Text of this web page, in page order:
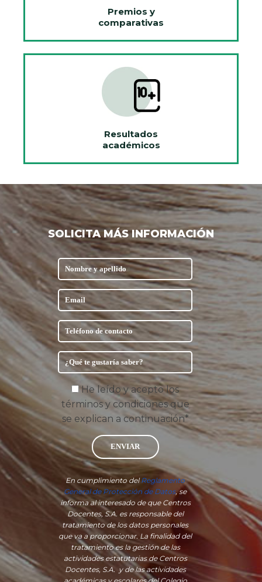
Premios y
comparativas
Resultados
académicos
SOLICITA MÁS INFORMACIÓN
He leído y acepto los
términos y condiciones que
se explican a continuación*
ENVIAR
En cumplimiento delReglamento
General de Protección de Datos, se
informa al interesado de que Centros
Docentes, S.A. es responsable del
tratamiento de los datos personales
que va a proporcionar. La finalidad del
tratamiento es la gestión de las
actividades estatutarias de Centros
Docentes, S.A. y de las actividades